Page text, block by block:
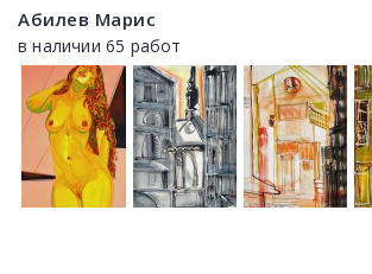
Абилев Марис
в наличии 65 работ